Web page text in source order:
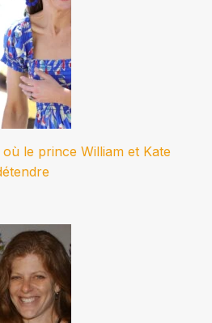
où le prince William et Kate